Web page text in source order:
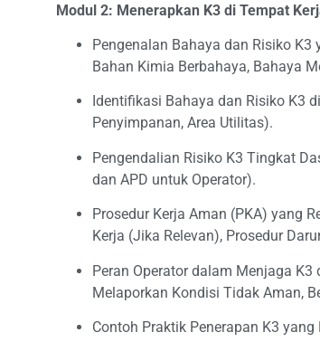
Modul 2: Menerapkan K3 di Tempat
Pengenalan Bahaya dan Risiko K3
Bahan Kimia Berbahaya, Bahaya
Identifikasi Bahaya dan Risiko K3
Penyimpanan, Area Utilitas).
Pengendalian Risiko K3 Tingkat
dan APD untuk Operator).
Prosedur Kerja Aman (PKA) yang
Kerja (Jika Relevan), Prosedur
Peran Operator dalam Menjaga K3
Melaporkan Kondisi Tidak Aman,
Contoh Praktik Penerapan K3